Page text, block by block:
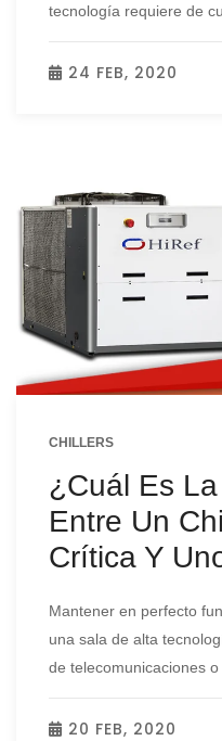
tecnología requiere de
24 FEB, 2020
CHILLERS
¿Cuál Es
Entre Un
Crítica Y
Mantener en perfecto
una sala de alta
de telecomunicaciones
20 FEB, 2020